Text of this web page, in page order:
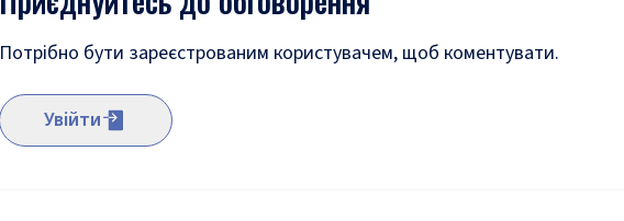
Потрібно бути зареєстрованим користувачем, щоб коментувати.
Увійти